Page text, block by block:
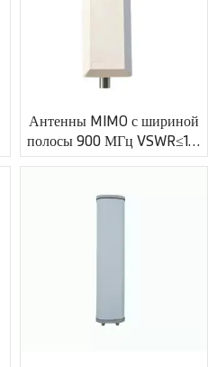
Антенны MIMO с шириной
полосы 900 МГц VSWR≤1,5
с разъемом N XMR-AC0063